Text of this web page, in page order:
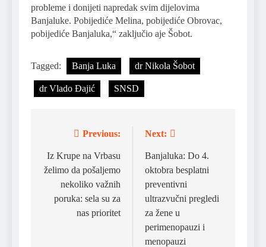
probleme i donijeti napredak svim dijelovima
Banjaluke. Pobijediće Melina, pobijediće Obrovac,
pobijediće Banjaluka,“ zaključio aje Šobot.
Tagged: Banja Luka dr Nikola Šobot
dr Vlado Đajić SNSD
navigation
Previous:
Iz Krupe na Vrbasu
želimo da pošaljemo
nekoliko važnih
poruka: sela su za
nas prioritet
Next:
Banjaluka: Do 4.
oktobra besplatni
preventivni
ultrazvučni pregledi
za žene u
perimenopauzi i
menopauzi